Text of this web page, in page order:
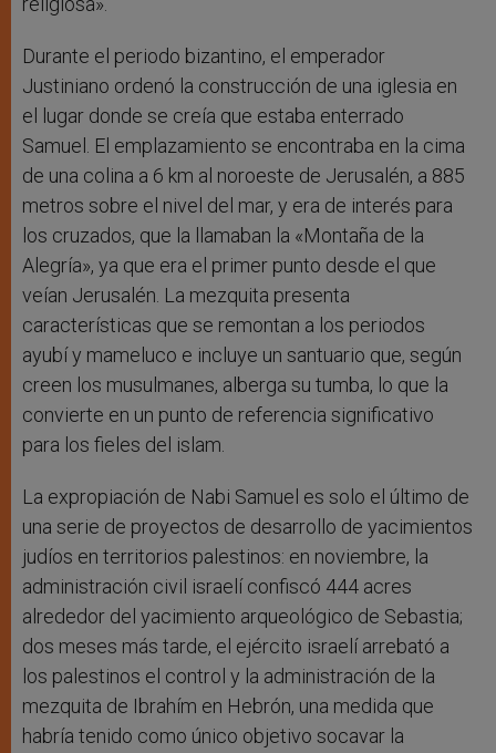
Durante el periodo bizantino, el emperador
Justiniano ordenó la construcción de una iglesia en
el lugar donde se creía que estaba enterrado
Samuel. El emplazamiento se encontraba en la cima
de una colina a 6 km al noroeste de Jerusalén, a 885
metros sobre el nivel del mar, y era de interés para
los cruzados, que la llamaban la «Montaña de la
Alegría», ya que era el primer punto desde el que
veían Jerusalén. La mezquita presenta
características que se remontan a los periodos
ayubí y mameluco e incluye un santuario que, según
creen los musulmanes, alberga su tumba, lo que la
convierte en un punto de referencia significativo
para los fieles del islam.
La expropiación de Nabi Samuel es solo el último de
una serie de proyectos de desarrollo de yacimientos
judíos en territorios palestinos: en noviembre, la
administración civil israelí confiscó 444 acres
alrededor del yacimiento arqueológico de Sebastia;
dos meses más tarde, el ejército israelí arrebató a
los palestinos el control y la administración de la
mezquita de Ibrahím en Hebrón, una medida que
habría tenido como único objetivo socavar la